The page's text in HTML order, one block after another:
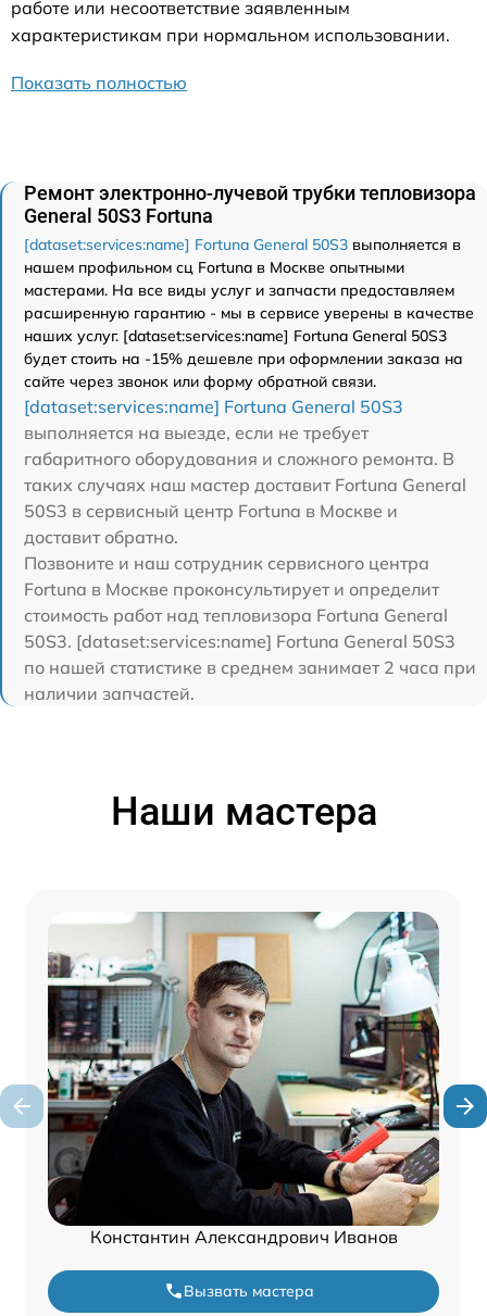
работе или несоответствие заявленным
характеристикам при нормальном использовании.
Показать полностью
Ремонт электронно-лучевой трубки тепловизора
General 50S3 Fortuna
[dataset:services:name] Fortuna General 50S3 выполняется в
нашем профильном сц Fortuna в Москве опытными
мастерами. На все виды услуг и запчасти предоставляем
расширенную гарантию - мы в сервисе уверены в качестве
наших услуг. [dataset:services:name] Fortuna General 50S3
будет стоить на -15% дешевле при оформлении заказа на
сайте через звонок или форму обратной связи.
[dataset:services:name] Fortuna General 50S3
выполняется на выезде, если не требует
габаритного оборудования и сложного ремонта. В
таких случаях наш мастер доставит Fortuna General
50S3 в сервисный центр Fortuna в Москве и
доставит обратно.
Позвоните и наш сотрудник сервисного центра
Fortuna в Москве проконсультирует и определит
стоимость работ над тепловизора Fortuna General
50S3. [dataset:services:name] Fortuna General 50S3
по нашей статистике в среднем занимает 2 часа при
наличии запчастей.
Наши мастера
Константин Александрович Иванов
Вызвать мастера